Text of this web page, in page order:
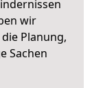
wir
Planung,
Sachen